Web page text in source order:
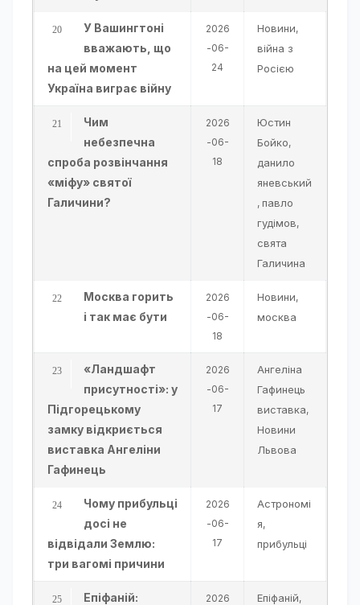
У Вашингтоні
вважають, що
на цей момент
Україна виграє війну
2026
-06-
24
Новини,
війна з
Росією
Чим
небезпечна
спроба розвінчання
«міфу» святої
Галичини?
2026
-06-
18
Юстин
Бойко,
данило
яневський
, павло
гудімов,
свята
Галичина
Москва горить
і так має бути
2026
-06-
18
Новини,
москва
«Ландшафт
присутності»: у
Підгорецькому
замку відкриється
виставка Ангеліни
Гафинець
2026
-06-
17
Ангеліна
Гафинець
виставка,
Новини
Львова
Чому прибульці
досі не
відвідали Землю:
три вагомі причини
2026
-06-
17
Астрономі
я,
прибульці
Епіфаній:
2026
Епіфаній,